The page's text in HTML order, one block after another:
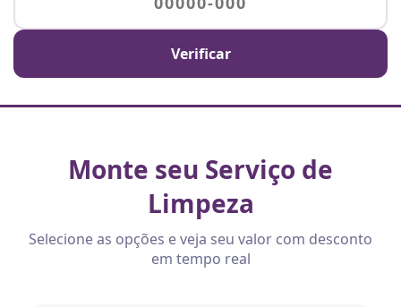
Verificar
Monte seu Serviço de
Limpeza
Selecione as opções e veja seu valor com desconto
em tempo real